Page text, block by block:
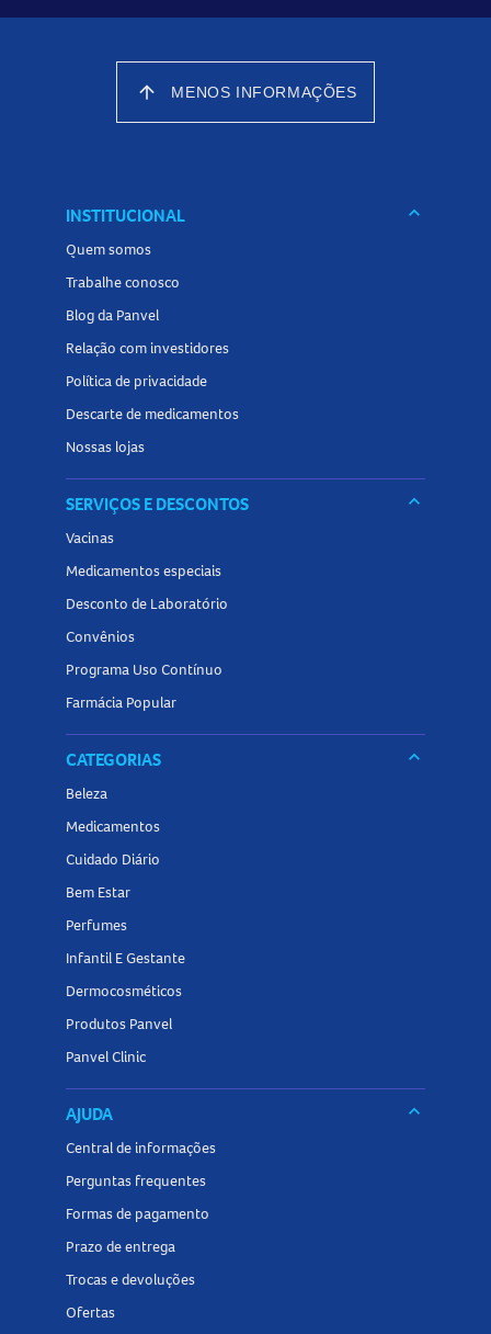
arrow_upward MENOS INFORMAÇÕES
INSTITUCIONAL keyboard_arrow_down
Quem somos
Trabalhe conosco
Blog da Panvel
Relação com investidores
Política de privacidade
Descarte de medicamentos
Nossas lojas
SERVIÇOS E DESCONTOS keyboard_arrow_down
Vacinas
Medicamentos especiais
Desconto de Laboratório
Convênios
Programa Uso Contínuo
Farmácia Popular
CATEGORIAS keyboard_arrow_down
Beleza
Medicamentos
Cuidado Diário
Bem Estar
Perfumes
Infantil E Gestante
Dermocosméticos
Produtos Panvel
Panvel Clinic
AJUDA keyboard_arrow_down
Central de informações
Perguntas frequentes
Formas de pagamento
Prazo de entrega
Trocas e devoluções
Ofertas